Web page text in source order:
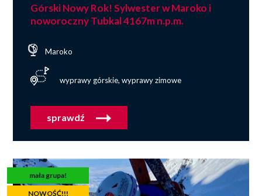
Górski Nowy Rok! Sylwester w Maroko i
noworoczny Tubkal 4167m n.p.m.
Maroko
wyprawy górskie, wyprawy zimowe
sprawdź
mała grupa!
NOWOŚĆ!!!